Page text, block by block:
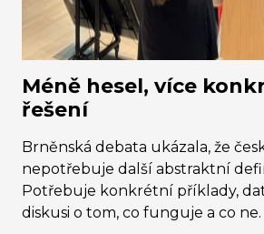
Méně hesel, více
řešení
Brněnská debata ukázala, že
nepotřebuje další abstraktní
Potřebuje konkrétní příklady,
diskusi o tom, co funguje a co ne.